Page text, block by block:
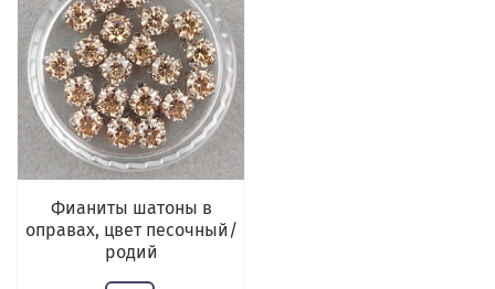
Фианиты шатоны в
оправах, цвет песочный/
родий